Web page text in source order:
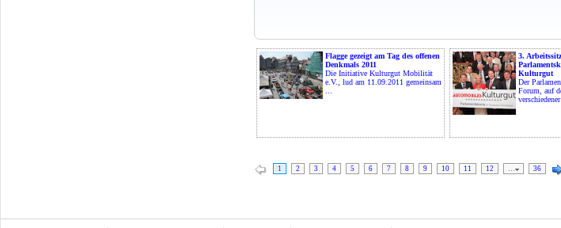
Flagge gezeigt am Tag des offenen
Denkmals 2011
Die Initiative Kulturgut Mobilität
e.V., lud am 11.09.2011 gemeinsam
3.
Kulturgut
Der
Forum, auf
verschiedener
1 2 3 4 5 6 7 8 9 10 11 12 … 36